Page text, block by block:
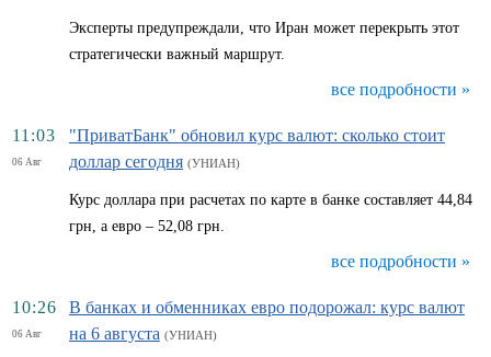
Эксперты предупреждали, что Иран может перекрыть этот
стратегически важный маршрут.
все подробности »
11:03
06 Авг
"ПриватБанк" обновил курс валют: сколько стоит
доллар сегодня (УНИАН)
Курс доллара при расчетах по карте в банке составляет 44,84
грн, а евро – 52,08 грн.
все подробности »
10:26
06 Авг
В банках и обменниках евро подорожал: курс валют
на 6 августа (УНИАН)